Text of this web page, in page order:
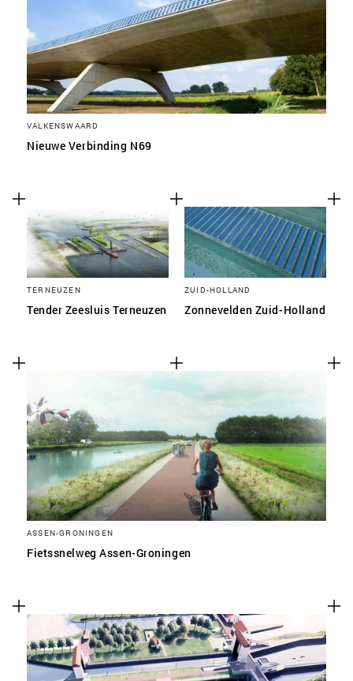
VALKENSWAARD
Nieuwe Verbinding N69
TERNEUZEN
Tender Zeesluis Terneuzen
ZUID-HOLLAND
Zonnevelden Zuid-Holland
ASSEN-GRONINGEN
Fietssnelweg Assen-Groningen